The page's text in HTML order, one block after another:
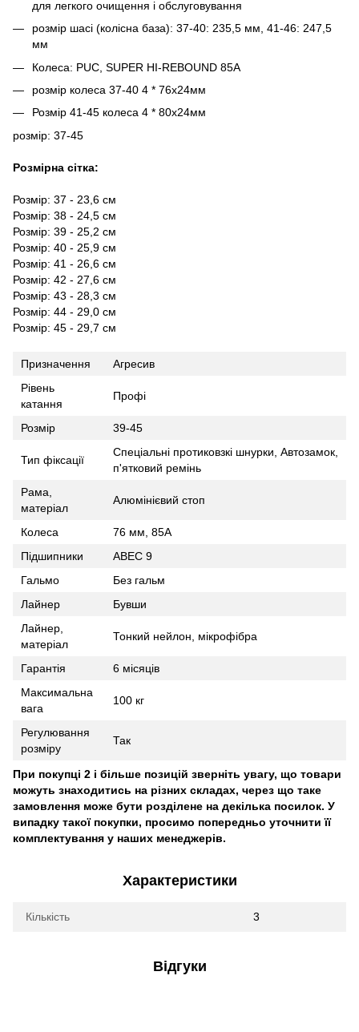
для легкого очищення і обслуговування
розмір шасі (колісна база): 37-40: 235,5 мм, 41-46: 247,5
мм
Колеса: PUC, SUPER HI-REBOUND 85A
розмір колеса 37-40 4 * 76х24мм
Розмір 41-45 колеса 4 * 80х24мм
розмір: 37-45
Розмірна сітка:
Розмір: 37 - 23,6 см
Розмір: 38 - 24,5 см
Розмір: 39 - 25,2 см
Розмір: 40 - 25,9 см
Розмір: 41 - 26,6 см
Розмір: 42 - 27,6 см
Розмір: 43 - 28,3 см
Розмір: 44 - 29,0 см
Розмір: 45 - 29,7 см
Призначення
Агресив
Рівень
катання
Профі
Розмір 39-45
Тип фіксації
Спеціальні протиковзкі шнурки, Автозамок,
п'ятковий ремінь
Рама,
матеріал
Алюмінієвий стоп
Колеса
76 мм, 85A
Підшипники
ABEC 9
Гальмо
Без гальм
Лайнер
Бувши
Лайнер,
матеріал
Тонкий нейлон, мікрофібра
Гарантія
6 місяців
Максимальна
вага
100 кг
Регулювання
розміру
Так
При покупці 2 і більше позицій зверніть увагу, що товари
можуть знаходитись на різних складах, через що таке
замовлення може бути розділене на декілька посилок. У
випадку такої покупки, просимо попередньо уточнити її
комплектування у наших менеджерів.
Характеристики
Кількість 3
Відгуки